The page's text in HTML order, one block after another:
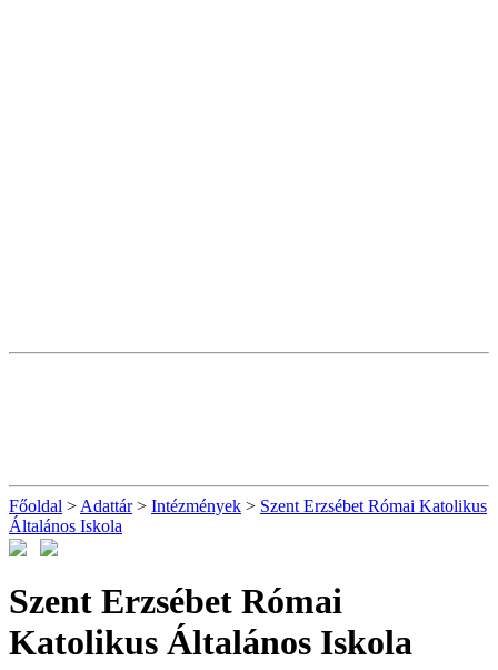
Főoldal > Adattár> Intézmények > Szent Erzsébet Római Katolikus
Általános Iskola
Szent Erzsébet Római
Katolikus Általános Iskola